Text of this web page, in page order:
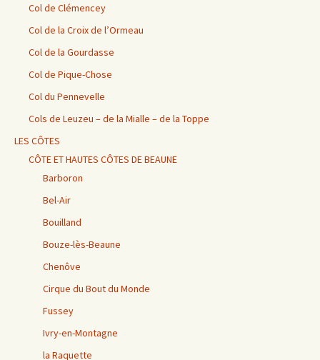
Col de Clémencey
Col de la Croix de l’Ormeau
Col de la Gourdasse
Col de Pique-Chose
Col du Pennevelle
Cols de Leuzeu – de la Mialle – de la Toppe
LES CÔTES
CÔTE ET HAUTES CÔTES DE BEAUNE
Barboron
Bel-Air
Bouilland
Bouze-lès-Beaune
Chenôve
Cirque du Bout du Monde
Fussey
Ivry-en-Montagne
la Raquette